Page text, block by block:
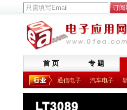
首 页 专 题
通信电子 汽车电子